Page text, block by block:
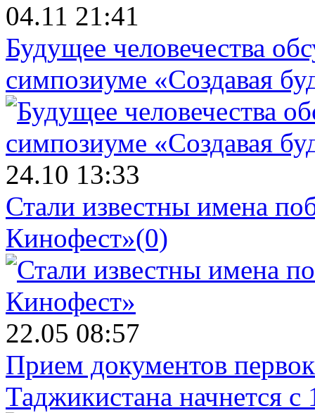
04.11 21:41
Будущее человечества
симпозиуме «Создавая
24.10 13:33
Стали известны имена
Кинофест»(0)
22.05 08:57
Прием документов
Таджикистана начнется с